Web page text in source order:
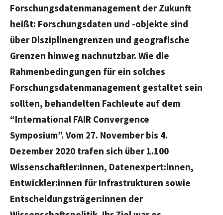
Forschungsdatenmanagement der Zukunft
heißt: Forschungsdaten und -objekte sind
über Disziplinengrenzen und geografische
Grenzen hinweg nachnutzbar. Wie die
Rahmenbedingungen für ein solches
Forschungsdatenmanagement gestaltet sein
sollten, behandelten Fachleute auf dem
“International FAIR Convergence
Symposium”. Vom 27. November bis 4.
Dezember 2020 trafen sich über 1.100
Wissenschaftler:innen, Datenexpert:innen,
Entwickler:innen für Infrastrukturen sowie
Entscheidungsträger:innen der